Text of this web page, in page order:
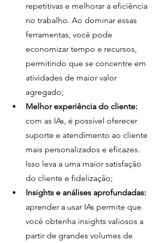
repetitivas e melhorar a eficiência
no trabalho. Ao dominar essas
ferramentas, você pode
economizar tempo e recursos,
permitindo que se concentre em
atividades de maior valor
agregado;
Melhor experiência do cliente:
com as IAs, é possível oferecer
suporte e atendimento ao cliente
mais personalizados e eficazes.
Isso leva a uma maior satisfação
do cliente e fidelização;
Insights e análises aprofundadas:
aprender a usar IAs permite que
você obtenha insights valiosos a
partir de grandes volumes de